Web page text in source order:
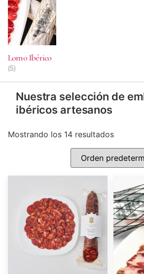
Lomo Ibérico
(5)
Nuestra selección de
ibéricos artesanos
Mostrando los 14 resultados